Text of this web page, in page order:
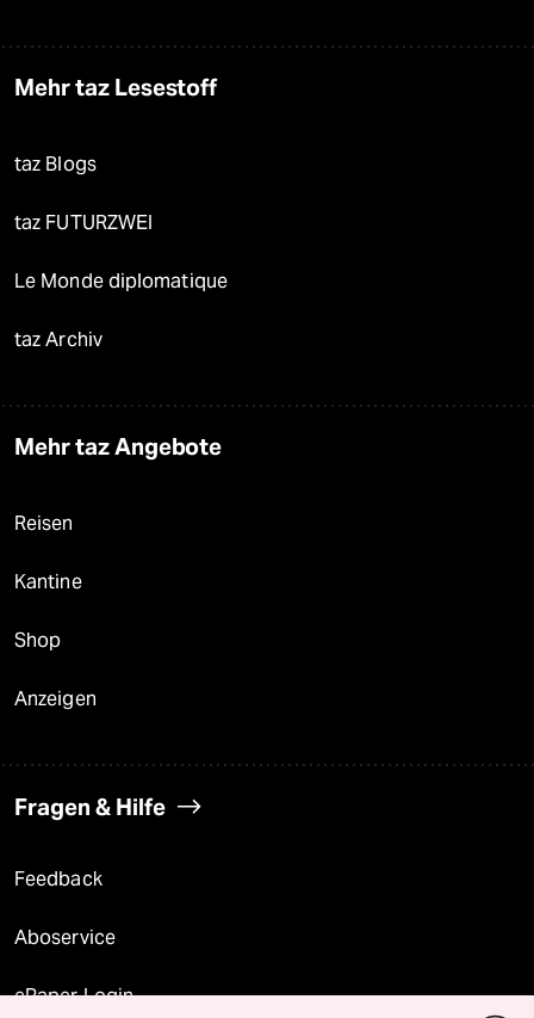
Mehr taz Lesestoff
taz Blogs
taz FUTURZWEI
Le Monde diplomatique
taz Archiv
Mehr taz Angebote
Reisen
Kantine
Shop
Anzeigen
Fragen & Hilfe
Feedback
Aboservice
ePaper Login